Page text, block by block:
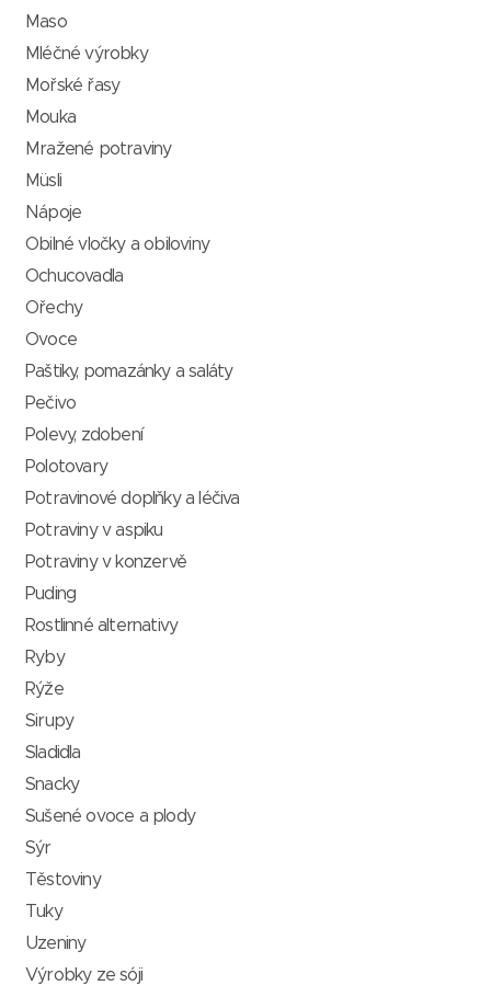
Maso
Mléčné výrobky
Mořské řasy
Mouka
Mražené potraviny
Müsli
Nápoje
Obilné vločky a obiloviny
Ochucovadla
Ořechy
Ovoce
Paštiky, pomazánky a saláty
Pečivo
Polevy, zdobení
Polotovary
Potravinové doplňky a léčiva
Potraviny v aspiku
Potraviny v konzervě
Puding
Rostlinné alternativy
Ryby
Rýže
Sirupy
Sladidla
Snacky
Sušené ovoce a plody
Sýr
Těstoviny
Tuky
Uzeniny
Výrobky ze sóji